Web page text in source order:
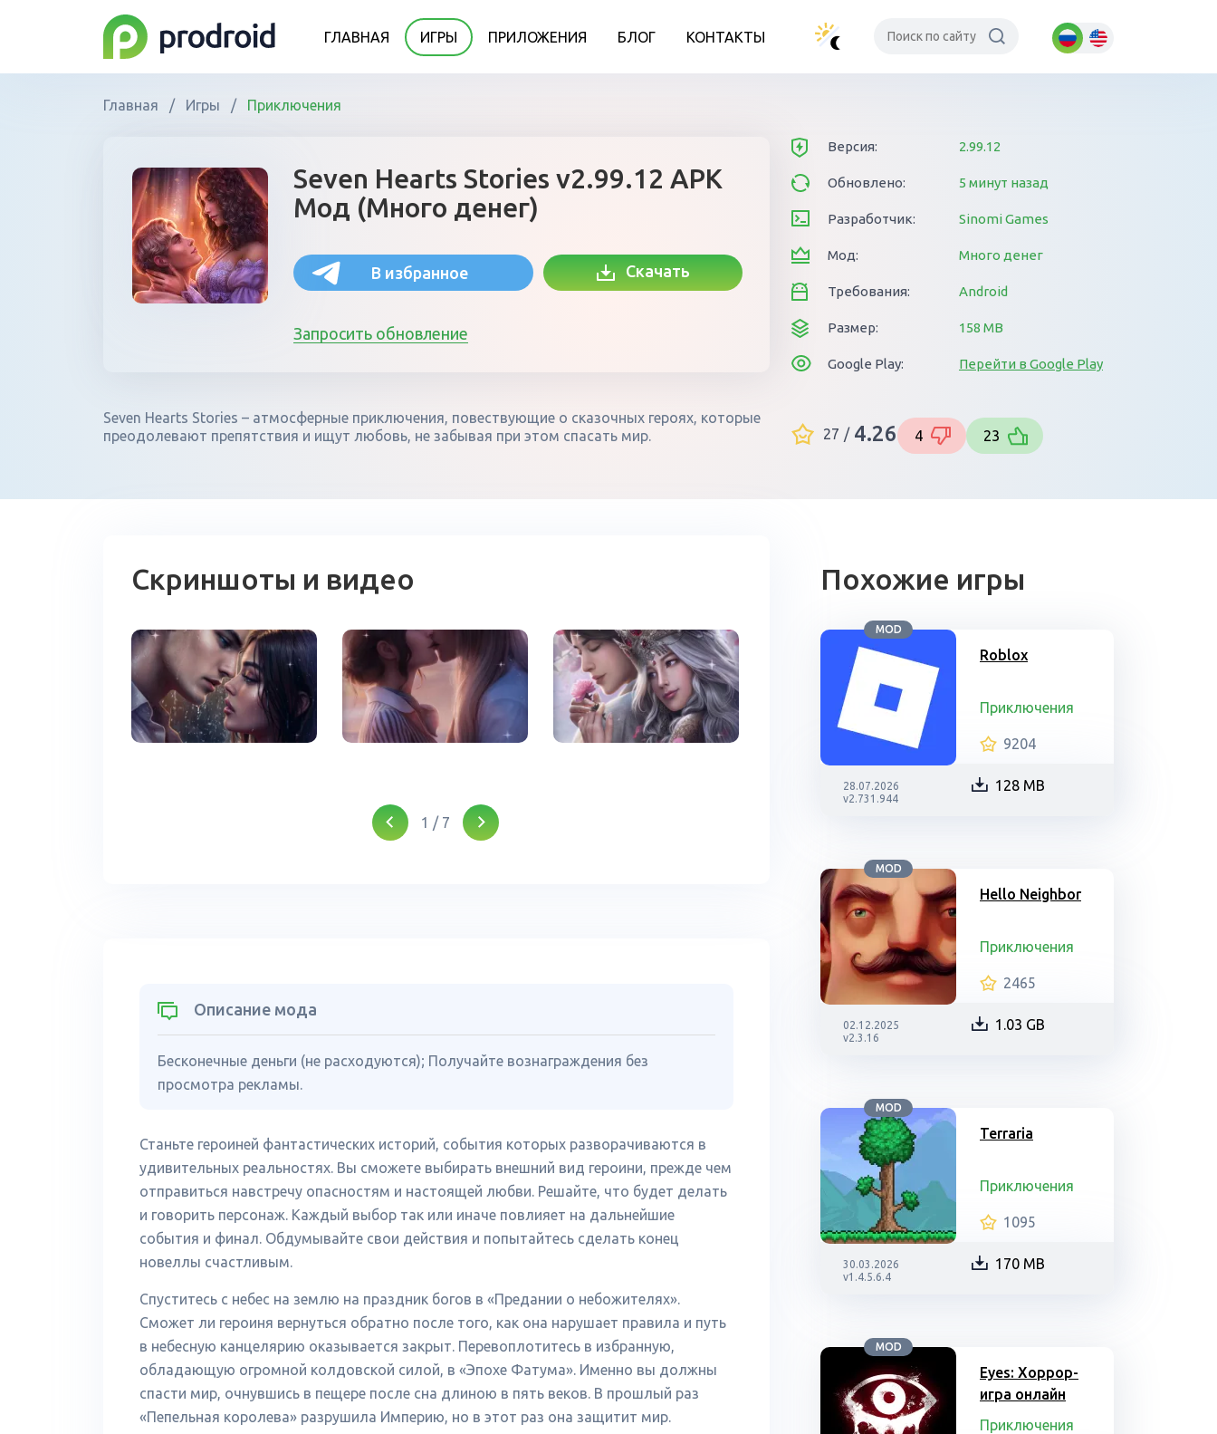
ГЛАВНАЯ ИГРЫ ПРИЛОЖЕНИЯ БЛОГ КОНТАКТЫ
Главная / Игры / Приключения
Seven Hearts Stories v2.99.12 APK
Мод (Много денег)
В избранное Скачать
Запросить обновление
Seven Hearts Stories – атмосферные приключения, повествующие о сказочных героях, которые
преодолевают препятствия и ищут любовь, не забывая при этом спасать мир.
Версия: 2.99.12
Обновлено: 5 минут назад
Разработчик: Sinomi Games
Мод: Много денег
Требования: Android
Размер: 158 MB
Google Play: Перейти в Google Play
27 / 4.26 4 23
Скриншоты и видео
1 / 7
Описание мода
Бесконечные деньги (не расходуются); Получайте вознаграждения без
просмотра рекламы.
Станьте героиней фантастических историй, события которых разворачиваются в
удивительных реальностях. Вы сможете выбирать внешний вид героини, прежде чем
отправиться навстречу опасностям и настоящей любви. Решайте, что будет делать
и говорить персонаж. Каждый выбор так или иначе повлияет на дальнейшие
события и финал. Обдумывайте свои действия и попытайтесь сделать конец
новеллы счастливым.
Спуститесь с небес на землю на праздник богов в «Предании о небожителях».
Сможет ли героиня вернуться обратно после того, как она нарушает правила и путь
в небесную канцелярию оказывается закрыт. Перевоплотитесь в избранную,
обладающую огромной колдовской силой, в «Эпохе Фатума». Именно вы должны
спасти мир, очнувшись в пещере после сна длиною в пять веков. В прошлый раз
«Пепельная королева» разрушила Империю, но в этот раз она защитит мир.
Похожие игры
MOD
Roblox
Приключения
9204
28.07.2026
v2.731.944
128 MB
MOD
Hello Neighbor
Приключения
2465
02.12.2025
v2.3.16
1.03 GB
MOD
Terraria
Приключения
1095
30.03.2026
v1.4.5.6.4
170 MB
MOD
Eyes: Хоррор-
игра онлайн
Приключения